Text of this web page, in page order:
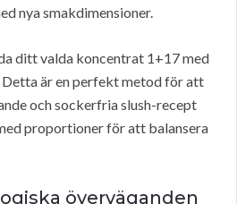
nya smakdimensioner.
ditt valda koncentrat 1+17 med
Detta är en perfekt metod för att
och sockerfria slush-recept
proportioner för att balansera
överväganden